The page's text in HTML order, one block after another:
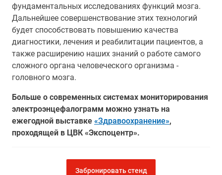
фундаментальных исследованиях функций мозга.
Дальнейшее совершенствование этих технологий
будет способствовать повышению качества
диагностики, лечения и реабилитации пациентов, а
также расширению наших знаний о работе самого
сложного органа человеческого организма -
головного мозга.
Больше о современных системах мониторирования
электроэнцефалограмм можно узнать на
ежегодной выставке «Здравоохранение»,
проходящей в ЦВК «Экспоцентр».
Забронировать стенд